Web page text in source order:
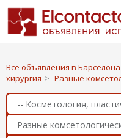
Все объявления в Барселона
хирургия > Разные